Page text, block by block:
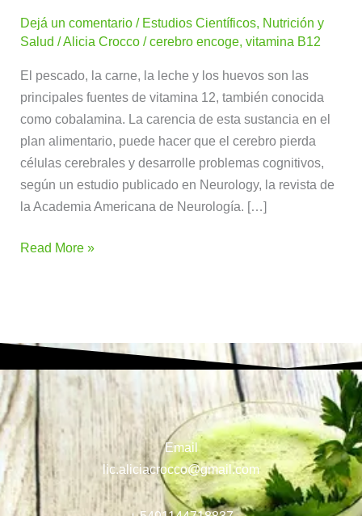
Dejá un comentario / Estudios Científicos, Nutrición y
Salud /Alicia Crocco/cerebro encoge,vitamina B12
El pescado, la carne, la leche y los huevos son las
principales fuentes de vitamina 12, también conocida
como cobalamina. La carencia de esta sustancia en el
plan alimentario, puede hacer que el cerebro pierda
células cerebrales y desarrolle problemas cognitivos,
según un estudio publicado en Neurology, la revista de
la Academia Americana de Neurología. […]
B12
cerebro
encoge
Read More »
Email
lic.aliciacrocco@gmail.com